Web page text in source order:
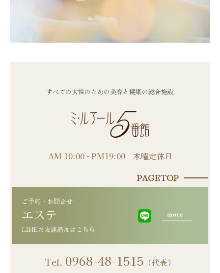
すべての女性のための美容と健康の総合施設
AM 10:00 - PM19:00 木曜定休日
ご予約・お問合せ
エステ
Tel. 0968-48-1515 （代表）